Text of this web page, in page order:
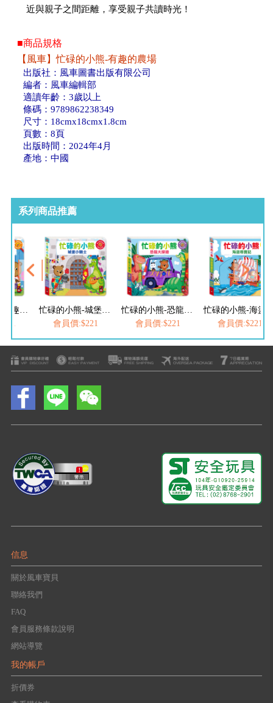
近與親子之間距離，享受親子共讀時光！
■商品規格
【風車】忙碌的小熊-有趣的農場
出版社：風車圖書出版有限公司
編者：風車編輯部
適讀年齡：3歲以上
條碼：9789862238349
尺寸：18cmx18cmx1.8cm
頁數：8頁
出版時間：2024年4月
產地：中國
系列商品推薦
忙碌的小熊-城堡小騎士
忙碌的小熊-恐龍大探險
會員價:$221
忙碌的小熊-海盜尋寶記
會員價:$221
會員價:$221
信息
關於風車寶貝
聯絡我們
FAQ
會員服務條款說明
網站導覽
我的帳戶
折價券